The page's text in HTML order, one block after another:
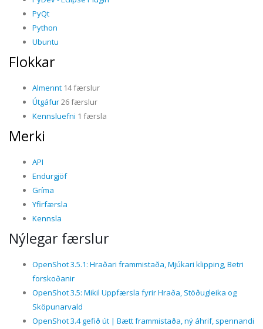
PyQt
Python
Ubuntu
Flokkar
Almennt 14 færslur
Útgáfur26 færslur
Kennsluefni 1 færsla
Merki
API
Endurgjöf
Gríma
Yfirfærsla
Kennsla
Nýlegar færslur
OpenShot 3.5.1: Hraðari frammistaða, Mjúkari klipping, Betri
forskoðanir
OpenShot 3.5: Mikil Uppfærsla fyrir Hraða, Stöðugleika og
Sköpunarvald
OpenShot 3.4 gefið út | Bætt frammistaða, ný áhrif, spennandi